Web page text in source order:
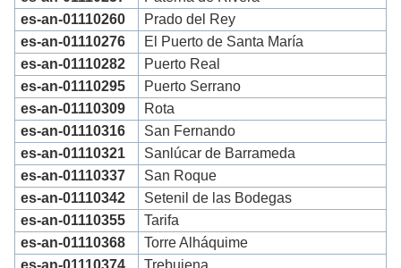
es-an-01110260
Prado del Rey
es-an-01110276
El Puerto de Santa María
es-an-01110282
Puerto Real
es-an-01110295
Puerto Serrano
es-an-01110309
Rota
es-an-01110316
San Fernando
es-an-01110321
Sanlúcar de Barrameda
es-an-01110337
San Roque
es-an-01110342
Setenil de las Bodegas
es-an-01110355
Tarifa
es-an-01110368
Torre Alháquime